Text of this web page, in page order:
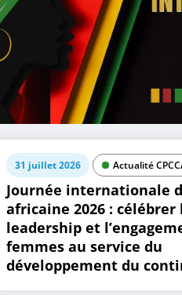
31 juillet 2026 Actualité
Journée internationale
africaine 2026 : célébrer
leadership et
femmes au service du
développement du